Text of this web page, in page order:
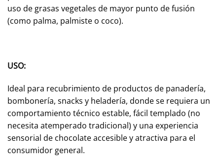
uso de grasas vegetales de mayor punto de fusión
(como palma, palmiste o coco).
USO:
Ideal para recubrimiento de productos de panadería,
bombonería, snacks y heladería, donde se requiera un
comportamiento técnico estable, fácil templado (no
necesita atemperado tradicional) y una experiencia
sensorial de chocolate accesible y atractiva para el
consumidor general.